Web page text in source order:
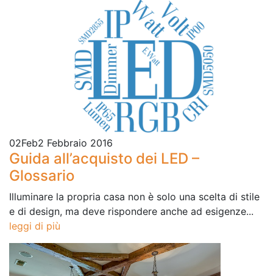
02Feb2 Febbraio 2016
Guida all’acquisto dei LED –
Glossario
Illuminare la propria casa non è solo una scelta di stile
e di design, ma deve rispondere anche ad esigenze...
leggi di più